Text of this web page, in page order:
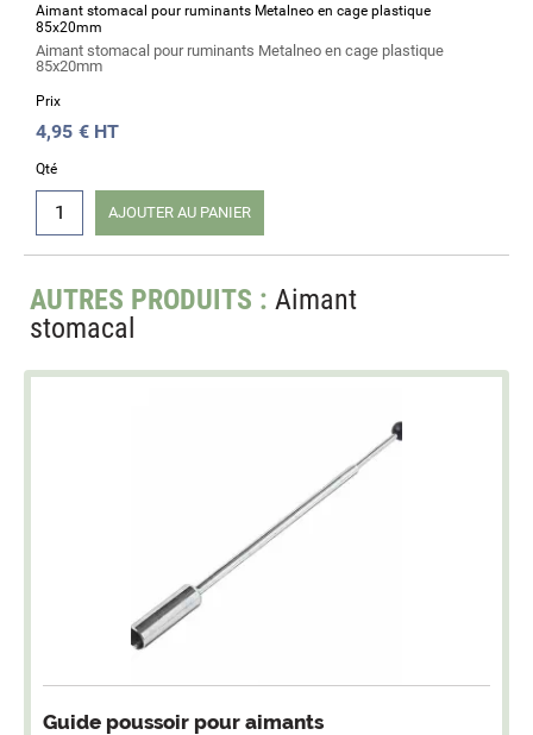
Aimant stomacal pour ruminants Metalneo en cage plastique
85x20mm
Aimant stomacal pour ruminants Metalneo en cage plastique
85x20mm
Prix
4,95 € HT
Qté
AJOUTER AU PANIER
AUTRES PRODUITS : Aimant
stomacal
Guide poussoir pour aimants